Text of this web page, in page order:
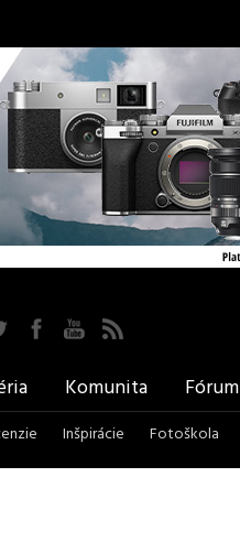
TwitterFacebookYouTube
Inšpirácie Fotoškola
Komunita Fórum